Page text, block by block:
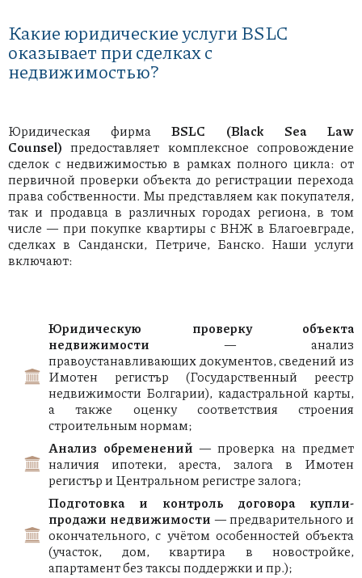
Какие юридические услуги BSLC
оказывает при сделках с
недвижимостью?
Юридическая фирмаBSLC (Black Sea Law
Counsel) предоставляет комплексное сопровождение
сделок с недвижимостью в рамках полного цикла: от
первичной проверки объекта до регистрации перехода
права собственности. Мы представляем как покупателя,
так и продавца в различных городах региона, в том
числе — при покупке квартиры с ВНЖ в Благоевграде,
сделках в Сандански, Петриче, Банско. Наши услуги
включают:
Юридическую проверку объекта
недвижимости — анализ
правоустанавливающих документов, сведений из
Имотен регистър (Государственный реестр
недвижимости Болгарии), кадастральной карты,
а также оценку соответствия строения
строительным нормам;
Анализ обременений— проверка на предмет
наличия ипотеки, ареста, залога в Имотен
регистър и Центральном регистре залога;
Подготовка и контроль договора купли-
продажи недвижимости — предварительного и
окончательного, с учётом особенностей объекта
(участок, дом, квартира в новостройке,
апартамент без таксы поддержки и пр.);